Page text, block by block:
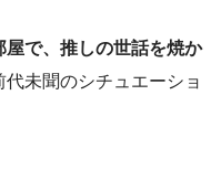
屋で、推しの世話を焼か
代未聞のシチュエーショ